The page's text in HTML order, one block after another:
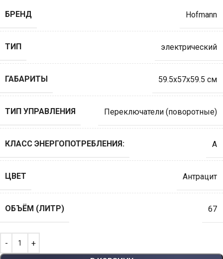
БРЕНД Hofmann
ТИП электрический
ГАБАРИТЫ 59.5x57x59.5 см
ТИП УПРАВЛЕНИЯ Переключатели (поворотные)
КЛАСС ЭНЕРГОПОТРЕБЛЕНИЯ: А
ЦВЕТ Антрацит
ОБЪЁМ (ЛИТР) 67